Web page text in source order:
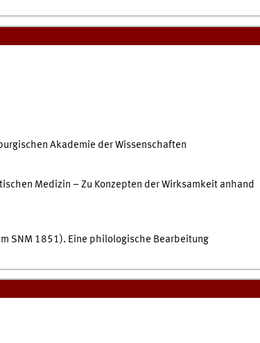
Akademie der Wissenschaften
Medizin – Zu Konzepten der Wirksamkeit anhand
SNM 1851). Eine philologische Bearbeitung